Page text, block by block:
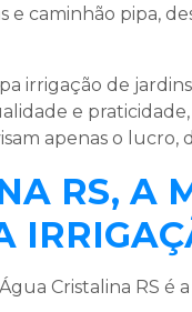
e caminhão pipa,
irrigação de jardins
e
apenas o lucro,
RS, A
Cristalina RS